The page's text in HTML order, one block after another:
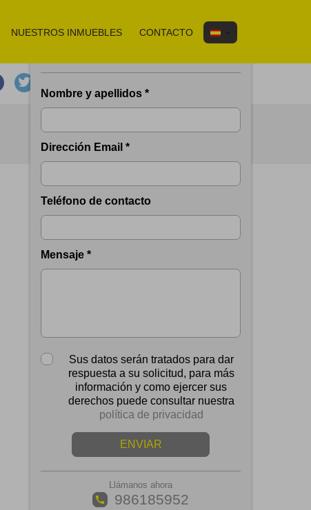
NUESTROS INMUEBLES CONTACTO
Nombre y apellidos *
Dirección Email *
Teléfono de contacto
Mensaje *
Sus datos serán tratados para dar
respuesta a su solicitud, para más
información y como ejercer sus
derechos puede consultar nuestra
política de privacidad
ENVIAR
Llámanos ahora
call 986185952